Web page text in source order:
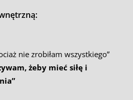
nie zrobiłam wszystkiego”
żeby mieć siłę i